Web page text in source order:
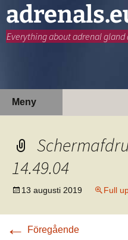
Everything about adrenal gland
Meny
14.49.04
13 augusti 2019 Full
← Föregående